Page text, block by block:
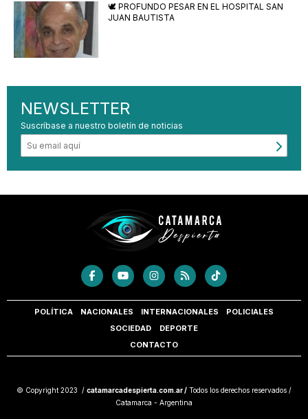
🕊️ PROFUNDO PESAR EN EL HOSPITAL SAN
JUAN BAUTISTA
NEWSLETTER
Suscríbase a nuestro boletín de noticias
POLÍTICA NACIONALES INTERNACIONALES
POLICIALES
SOCIEDAD
DEPORTE
CONTACTO
© Copyright 2023 / catamarcadespierta.com.ar / Todos los derechos reservados /
Catamarca - Argentina